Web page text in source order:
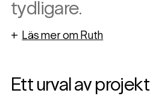
tydligare.
+ Läs mer om Ruth
Ett urval av projekt